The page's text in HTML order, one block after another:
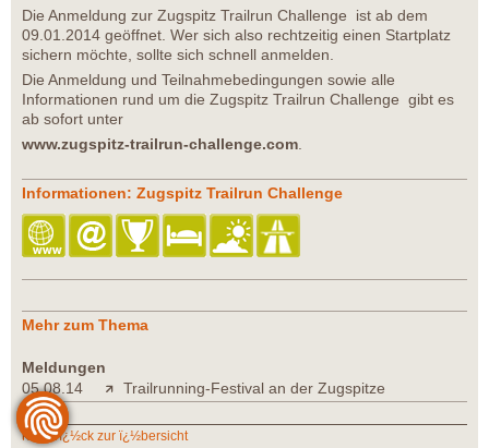
Die Anmeldung zur Zugspitz Trailrun Challenge ist ab dem
09.01.2014 geöffnet. Wer sich also rechtzeitig einen Startplatz
sichern möchte, sollte sich schnell anmelden.
Die Anmeldung und Teilnahmebedingungen sowie alle
Informationen rund um die Zugspitz Trailrun Challenge gibt es
ab sofort unter
www.zugspitz-trailrun-challenge.com
Informationen: Zugspitz Trailrun Challenge
Mehr zum Thema
Meldungen
05.08.14
Trailrunning-Festival an der Zugspitze
zurï¿½ck zur ï¿½bersicht